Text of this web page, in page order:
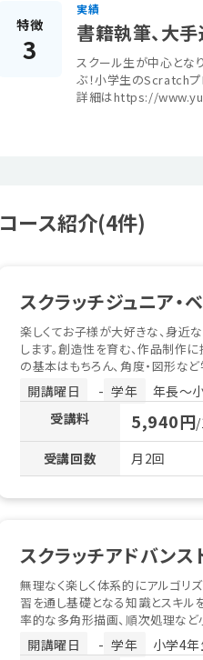
特徴
3
実績
書籍執筆、大
スクール生が中心とな
ぶ！小学生のScratchプ
詳細はhttps://
コース紹介(4件)
スクラッチジュニア・
楽しくてお子様が大好きな、身近
します。創造性を育む、作品制作
の基本はもちろん、角度・図形な
開講曜日 - 学年
年長〜
受講料
5,940円/
受講回数
月2回
スクラッチアドバンス
無理なく楽しく体系的にアルゴリ
習を通し基礎となる知識とスキル
率的な多角形描画、順次処理な
開講曜日 - 学年
小学4